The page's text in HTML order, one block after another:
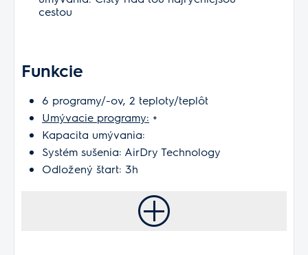
cestou
Funkcie
6 programy/-ov, 2 teploty/teplôt
Umývacie programy: +
Kapacita umývania:
Systém sušenia: AirDry Technology
Odložený štart: 3h